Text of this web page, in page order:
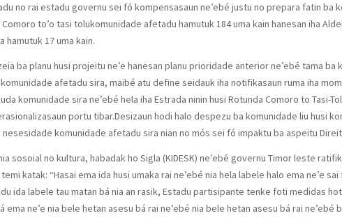
no rai estadu governu sei fó kompensasaun ne’ebé justu no prepara fatin ba
to’o tasi tolukomunidade afetadu hamutuk 184 uma kain hanesan iha
hamutuk 17 uma kain.
ba planu husi projeitu ne’e hanesan planu prioridade anterior ne’ebé tama
afetadu sira, maibé atu define seidauk iha notifikasaun ruma iha
komunidade sira ne’ebé hela iha Estrada ninin husi Rotunda Comoro to Tasi-
portu tibar.Desizaun hodi halo despezu ba komunidade liu husi
komunidade afetadu sira nian no mós sei fó impaktu ba aspeitu
sosoial no kultura, habadak ho Sigla (KIDESK) ne’ebé governu Timor leste
katak: “Hasai ema ida husi umaka rai ne’ebé nia hela labele halo ema ne’e
ida labele tau matan bá nia an rasik, Estadu partisipante tenke foti medidas
ne’e nia bele hetan asesu bá rai ne’ebé nia bele hetan asesu bá rai ne’ebé